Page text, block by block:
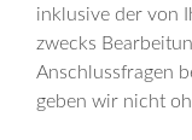
inklusive der von
zwecks
Anschlussfragen
geben wir nicht